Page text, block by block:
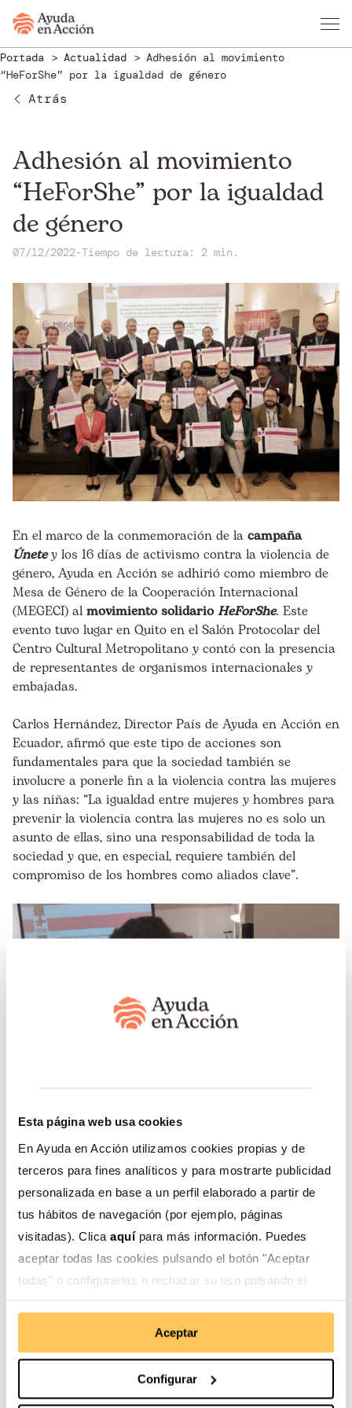
Esta página web usa cookies
En Ayuda en Acción utilizamos cookies propias y de
terceros para fines analíticos y para mostrarte publicidad
personalizada en base a un perfil elaborado a partir de
tus hábitos de navegación (por ejemplo, páginas
visitadas). Clica aquí para más información. Puedes
aceptar todas las cookies pulsando el botón "Aceptar
todas" o configurarlas o rechazar su uso pulsando el
Aceptar
Configurar
Portada Actualidad
Adhesión al movimiento
“HeForShe” por la igualdad de género
Atrás
Adhesión al movimiento
“HeForShe” por la igualdad
de género
07/12/2022-Tiempo de lectura: 2 min.
En el marco de la conmemoración de la campaña
Únetey los 16 días de activismo contra la violencia de
género, Ayuda en Acción se adhirió como miembro de
Mesa de Género de la Cooperación Internacional
(MEGECI) al movimiento solidarioHeForShe. Este
evento tuvo lugar en Quito en el Salón Protocolar del
Centro Cultural Metropolitano y contó con la presencia
de representantes de organismos internacionales y
embajadas.
Carlos Hernández, Director País de Ayuda en Acción en
Ecuador, afirmó que este tipo de acciones son
fundamentales para que la sociedad también se
involucre a ponerle fin a la violencia contra las mujeres
y las niñas: “La igualdad entre mujeres y hombres para
prevenir la violencia contra las mujeres no es solo un
asunto de ellas, sino una responsabilidad de toda la
sociedad y que, en especial, requiere también del
compromiso de los hombres como aliados clave”.
Precisamente, lainiciativaHeForShefue lanzada por
ONU Mujeres en 2015 como una plataforma de
promoción, visibilización y vinculación de hombres
comprometidos con la igualdad, la eliminación de la
violencia machista y todas las formas de
Nuestro compromiso por los
derechos de las mujeres